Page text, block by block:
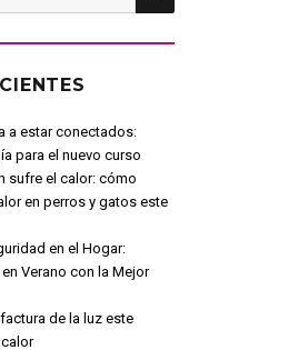
a estar conectados:
para el nuevo curso
sufre el calor: cómo
en perros y gatos este
en el Hogar:
Verano con la Mejor
de la luz este